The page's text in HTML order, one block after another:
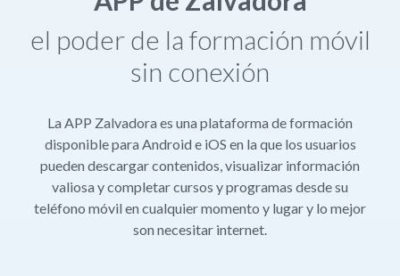
el poder de la formación móvil
sin conexión
La APP Zalvadora es una plataforma de formación
disponible para Android e iOS en la que los usuarios
pueden descargar contenidos, visualizar información
valiosa y completar cursos y programas desde su
teléfono móvil en cualquier momento y lugar y lo mejor
son necesitar internet.